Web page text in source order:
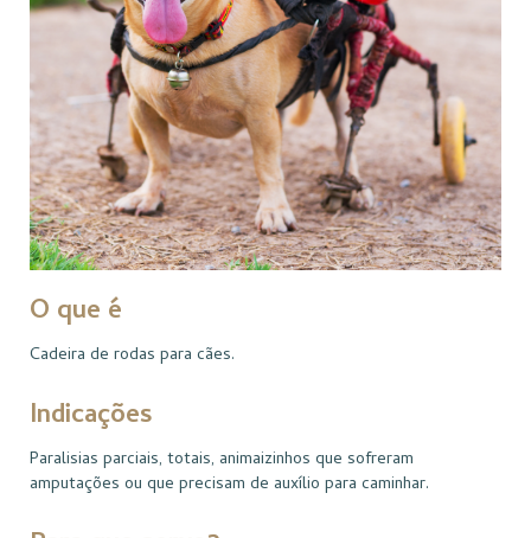
O que é
Cadeira de rodas para cães.
Indicações
Paralisias parciais, totais, animaizinhos que sofreram
amputações ou que precisam de auxílio para caminhar.